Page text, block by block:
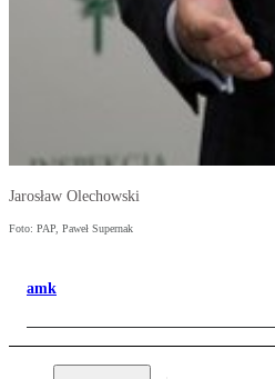
Jarosław Olechowski
Foto: PAP, Paweł Supernak
amk